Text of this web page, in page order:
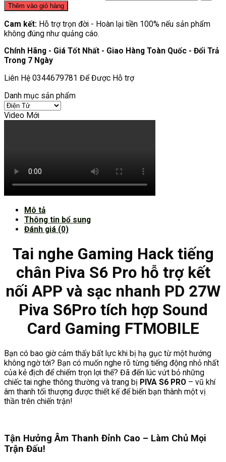
Thêm vào giỏ hàng
Cam kết: Hỗ trợ trọn đời - Hoàn lại tiền 100% nếu sản phẩm
không đúng như quảng cáo.
Chính Hãng - Giá Tốt Nhất - Giao Hàng Toàn Quốc - Đổi Trả
Trong 7 Ngày
Liên Hệ 0344679781 Để Được Hỗ trợ
Danh mục sản phẩm
Video Mới
Mô tả
Thông tin bổ sung
Đánh giá (0)
Tai nghe Gaming Hack tiếng
chân Piva S6 Pro hỗ trợ kết
nối APP và sạc nhanh PD 27W
Piva S6Pro tích hợp Sound
Card Gaming FTMOBILE
Bạn có bao giờ cảm thấy bất lực khi bị hạ gục từ một hướng
không ngờ tới? Bạn có muốn nghe rõ từng tiếng động nhỏ nhất
của kẻ địch để chiếm trọn lợi thế? Đã đến lúc vứt bỏ những
chiếc tai nghe thông thường và trang bị PIVA S6 PRO – vũ khí
âm thanh tối thượng được thiết kế để biến bạn thành một vị
thần trên chiến trận!
Tận Hưởng Âm Thanh Đỉnh Cao – Làm Chủ Mọi
Trận Đấu!